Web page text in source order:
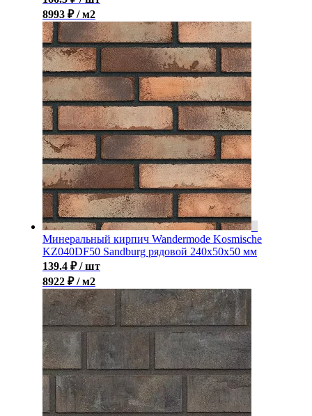
8993 ₽ / м2
Минеральный кирпич Wandermode Kosmische
KZ040DF50 Sandburg рядовой 240x50x50 мм
139.4 ₽ / шт
8922 ₽ / м2